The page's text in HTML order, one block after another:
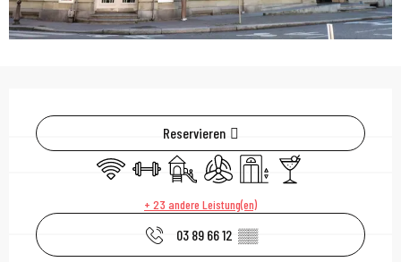
Öffnungszeiten &
Reservieren
Wi-Fi
SporthalleSpiele für Kinder / Spielplatz
Klimaanlage
Aufzug Bar / Getränkestand
+ 23 andere Leistung(en)
03 89 66 12 ▒▒